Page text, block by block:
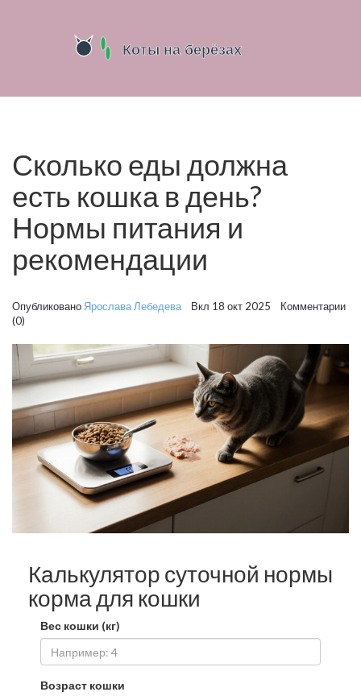
Сколько еды должна
есть кошка в день?
Нормы питания и
рекомендации
Опубликовано Ярослава Лебедева Вкл 18 окт 2025 Комментарии
(0)
Калькулятор суточной нормы
корма для кошки
Вес кошки (кг)
Возраст кошки